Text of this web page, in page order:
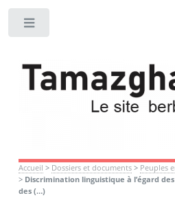
Accueil > Dossiers et documents> Peuples
> Discrimination linguistique à l’égard
des (…)